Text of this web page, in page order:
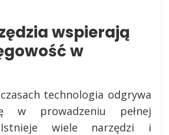
wspierają
w
technologia odgrywa
w prowadzeniu pełnej
Istnieje wiele narzędzi i